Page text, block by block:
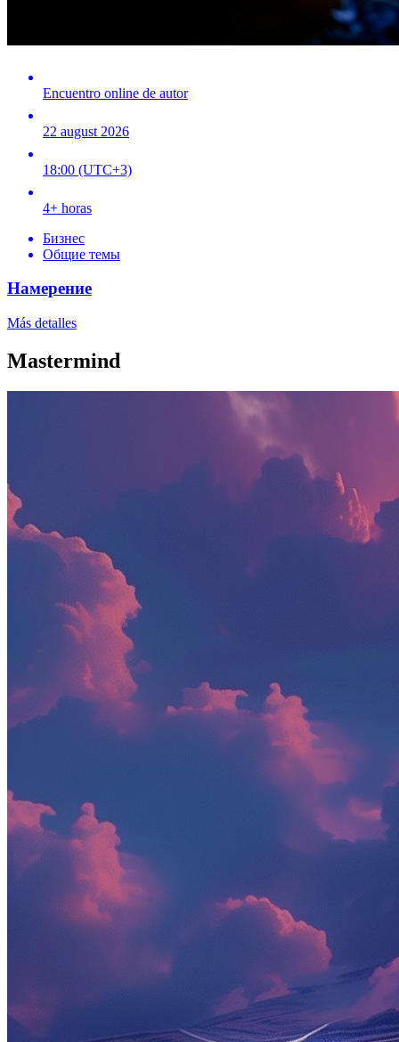
Encuentro online de autor
22 august 2026
18:00 (UTC+3)
4+ horas
Бизнес
Общие темы
Намерение
Más detalles
Mastermind